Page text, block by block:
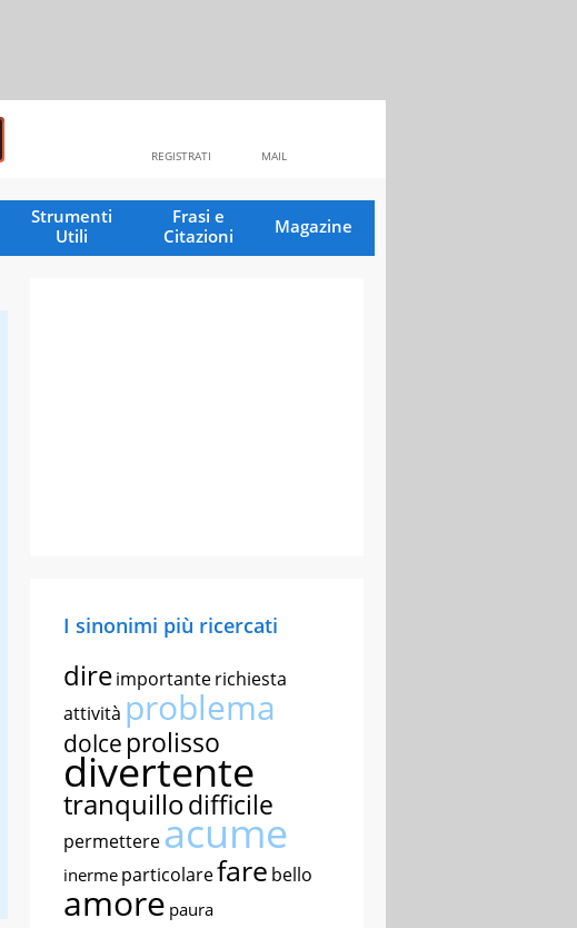
MAIL
REGISTRATI
Strumenti
Utili
Frasi e
Citazioni
Magazine
I sinonimi più ricercati
direimportanterichiesta
attività problema
dolce prolisso
divertente
tranquillodifficile
permettereacume
inerme particolarefare bello
amore paura